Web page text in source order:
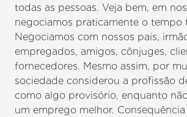
todas as pessoas. Veja bem, em
negociamos praticamente o tempo
Negociamos com nossos pais,
empregados, amigos, cônjuges,
fornecedores. Mesmo assim, por
sociedade considerou a profissão
como algo provisório, enquanto
um emprego melhor.